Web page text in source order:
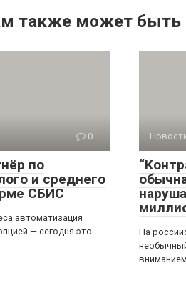
также может быть
0
по
и среднего
СБИС
автоматизация
— сегодня это
На